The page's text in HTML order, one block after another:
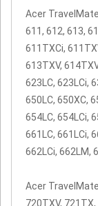
Acer
611, 612, 613,
611TXCi,
613TXV,
623LC, 623LCi,
650LC, 650XC,
654LC, 654LCi,
661LC, 661LCi,
662LCi, 662LM,
Acer
720TXV,